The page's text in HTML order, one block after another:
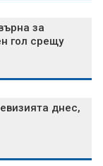
за
гол срещу
днес,